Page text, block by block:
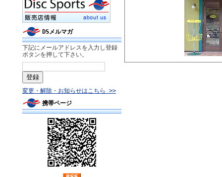
DSメルマガ
下記にメールアドレスを入力し登録
ボタンを押して下さい。
変更・解除・お知らせはこちら >>
携帯ページ